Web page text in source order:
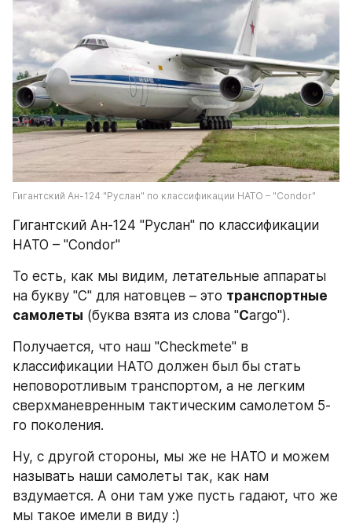
Гигантский Ан-124 "Руслан" по классификации НАТО – "Condor"
Гигантский Ан-124 "Руслан" по классификации
НАТО – "Condor"
То есть, как мы видим, летательные аппараты
на букву "C" для натовцев – это транспортные
самолеты (буква взята из слова "Cargo").
Получается, что наш "Checkmete" в
классификации НАТО должен был бы стать
неповоротливым транспортом, а не легким
сверхманевренным тактическим самолетом 5-
го поколения.
Ну, с другой стороны, мы же не НАТО и можем
называть наши самолеты так, как нам
вздумается. А они там уже пусть гадают, что же
мы такое имели в виду :)